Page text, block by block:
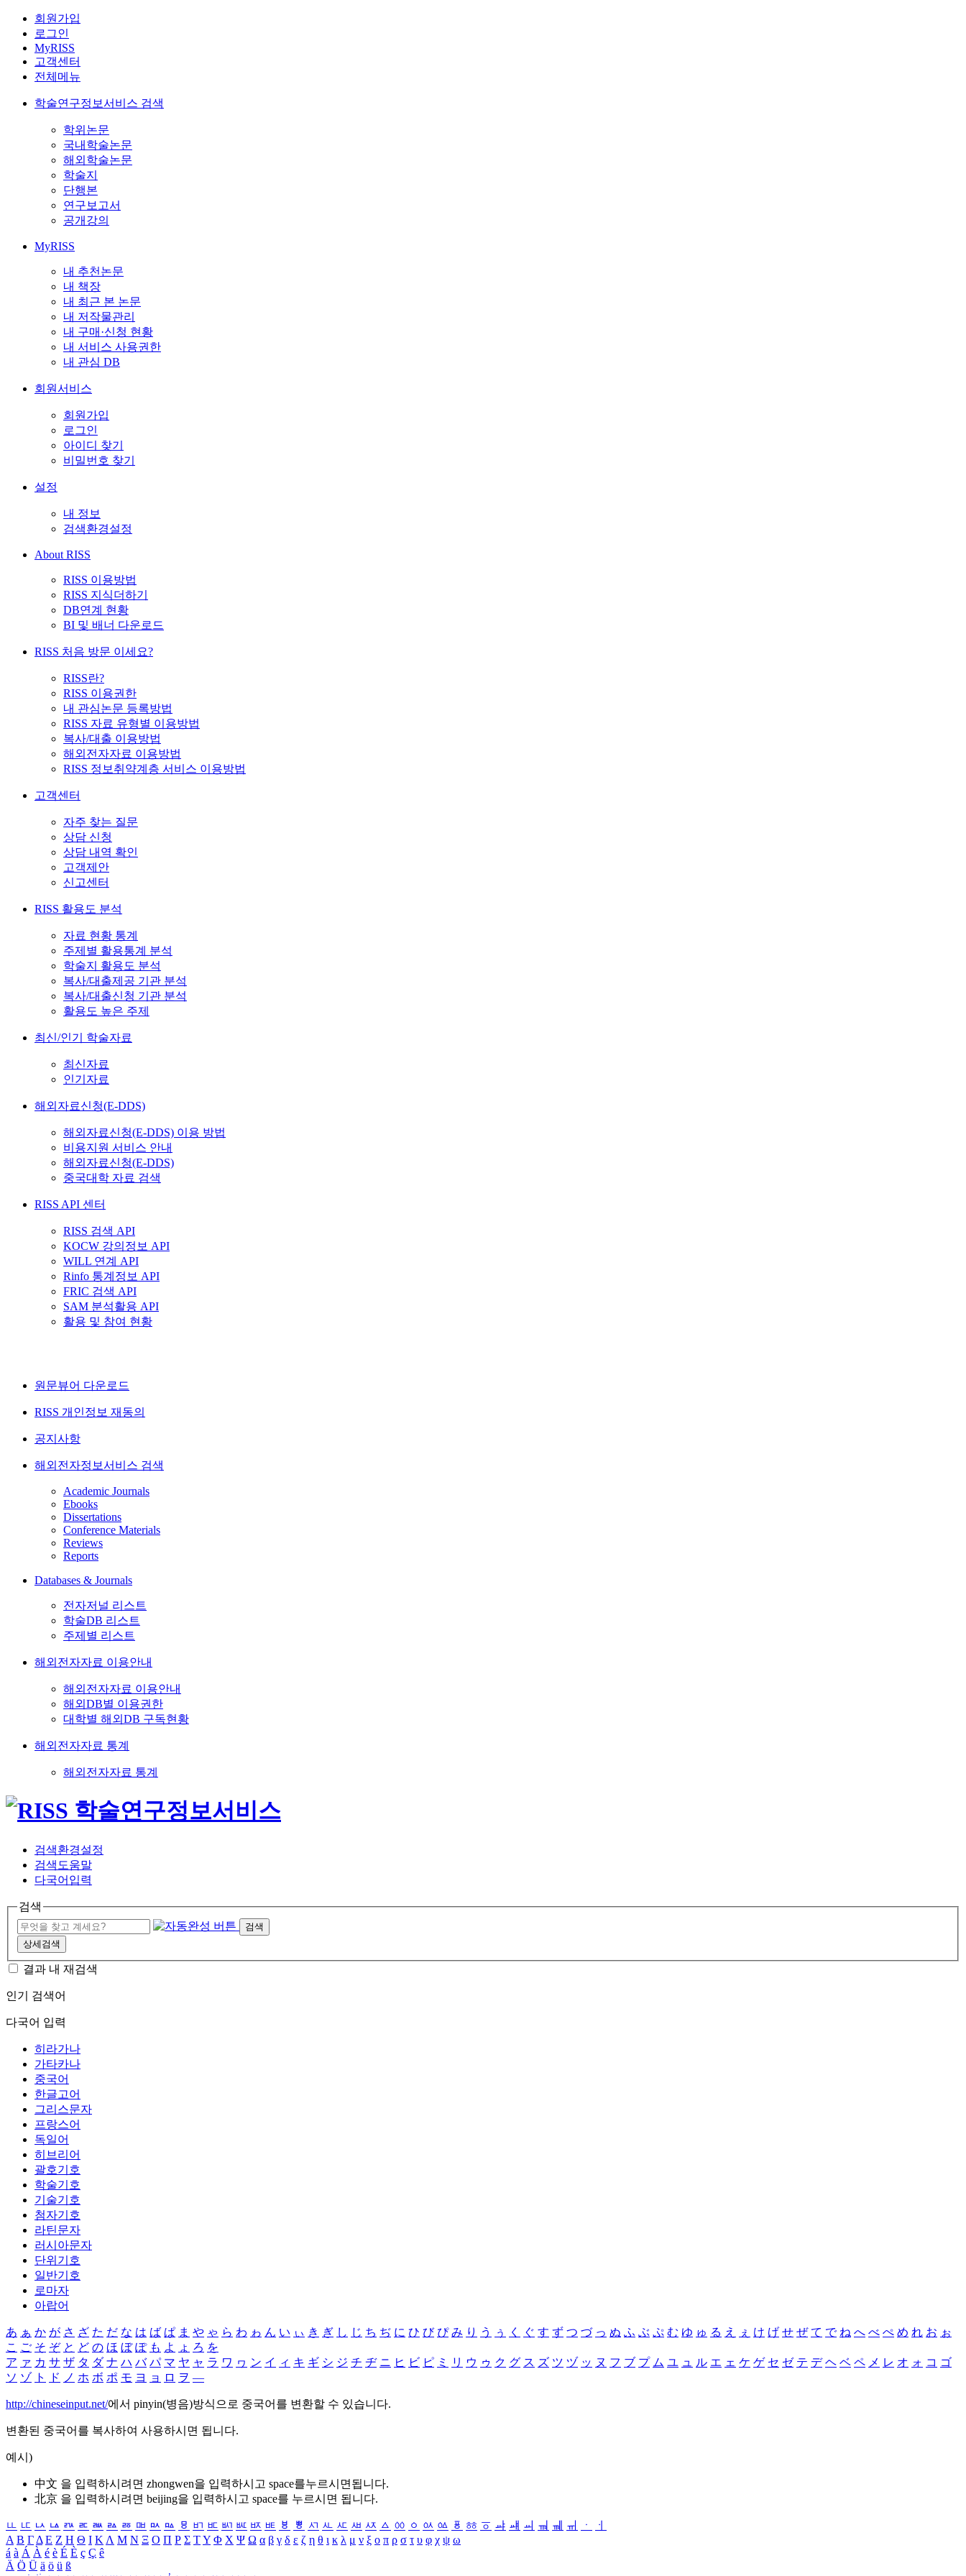
회원가입
로그인
MyRISS
고객센터
전체메뉴
학술연구정보서비스 검색
학위논문
국내학술논문
해외학술논문
학술지
단행본
연구보고서
공개강의
MyRISS
내 추천논문
내 책장
내 최근 본 논문
내 저작물관리
내 구매·신청 현황
내 서비스 사용권한
내 관심 DB
회원서비스
회원가입
로그인
아이디 찾기
비밀번호 찾기
설정
내 정보
검색환경설정
About RISS
RISS 이용방법
RISS 지식더하기
DB연계 현황
BI 및 배너 다운로드
RISS 처음 방문 이세요?
RISS란?
RISS 이용권한
내 관심논문 등록방법
RISS 자료 유형별 이용방법
복사/대출 이용방법
해외전자자료 이용방법
RISS 정보취약계층 서비스 이용방법
고객센터
자주 찾는 질문
상담 신청
상담 내역 확인
고객제안
신고센터
RISS 활용도 분석
자료 현황 통계
주제별 활용통계 분석
학술지 활용도 분석
복사/대출제공 기관 분석
복사/대출신청 기관 분석
활용도 높은 주제
최신/인기 학술자료
최신자료
인기자료
해외자료신청(E-DDS)
해외자료신청(E-DDS) 이용 방법
비용지원 서비스 안내
해외자료신청(E-DDS)
중국대학 자료 검색
RISS API 센터
RISS 검색 API
KOCW 강의정보 API
WILL 연계 API
Rinfo 통계정보 API
FRIC 검색 API
SAM 분석활용 API
활용 및 참여 현황
원문뷰어 다운로드
RISS 개인정보 재동의
공지사항
해외전자정보서비스 검색
Academic Journals
Ebooks
Dissertations
Conference Materials
Reviews
Reports
Databases & Journals
전자저널 리스트
학술DB 리스트
주제별 리스트
해외전자자료 이용안내
해외전자자료 이용안내
해외DB별 이용권한
대학별 해외DB 구독현황
해외전자자료 통계
해외전자자료 통계
검색환경설정
검색도움말
다국어입력
검색
검색
상세검색
결과 내 재검색
인기 검색어
다국어 입력
히라가나
가타카나
중국어
한글고어
그리스문자
프랑스어
독일어
히브리어
괄호기호
학술기호
기술기호
첨자기호
라틴문자
러시아문자
단위기호
일반기호
로마자
아랍어
あ ぁ か が さ ざ た だ な は ば ぱ ま や ゃ ら わ ゎ ん い ぃ き ぎ し じ ち ぢ に ひ び ぴ み り う ぅ く ぐ す ず つ づ っ ぬ ふ ぶ ぷ む ゆ ゅ る え ぇ け げ せ ぜ て で ね へ べ ぺ め れ お ぉ
こ ご そ ぞ と ど の ほ ぼ ぽ も よ ょ ろ を
ア ァ カ サ ザ タ ダ ナ ハ バ パ マ ヤ ャ ラ ワ ヮ ン イ ィ キ ギ シ ジ チ ヂ ニ ヒ ビ ピ ミ リ ウ ゥ ク グ ス ズ ツ ヅ ッ ヌ フ ブ プ ム ユ ュ ル エ ェ ケ ゲ セ ゼ テ デ ヘ ベ ペ メ レ オ ォ コ ゴ
ソ ゾ ト ド ノ ホ ボ ポ モ ヨ ョ ロ ヲ ―
http://chineseinput.net/에서 pinyin(병음)방식으로 중국어를 변환할 수 있습니다.
변환된 중국어를 복사하여 사용하시면 됩니다.
예시)
中文 을 입력하시려면 zhongwen을 입력하시고 space를누르시면됩니다.
北京 을 입력하시려면 beijing을 입력하시고 space를 누르시면 됩니다.
ㅥ ㅦ ㅧ ㅨ ㅩ ㅪ ㅫ ㅬ ㅭ ㅮ ㅯ ㅰ ㅱ ㅲ ㅳ ㅴ ㅵ ㅶ ㅷ ㅸ ㅹ ㅺ ㅻ ㅼ ㅽ ㅾ ㅿ ㆀ ㆁ ㆂ ㆃ ㆄ ㆅ ㆆ ㆇ ㆈ ㆉ ㆊ ㆋ ㆌ ㆍ
ㆎ
Α Β ΓΔ Ε Ζ Η Θ Ι ΚΛ Μ Ν Ξ Ο Π Ρ Σ ΤΥ Φ Χ Ψ Ω α β γ δ ε ζ η θ ι κ λ μ ν ξ ο π ρ σ τ υ φ χ ψ ω
á à Á À é è É È ç Ç ê
Ä Ö Ü ä ö ü ß